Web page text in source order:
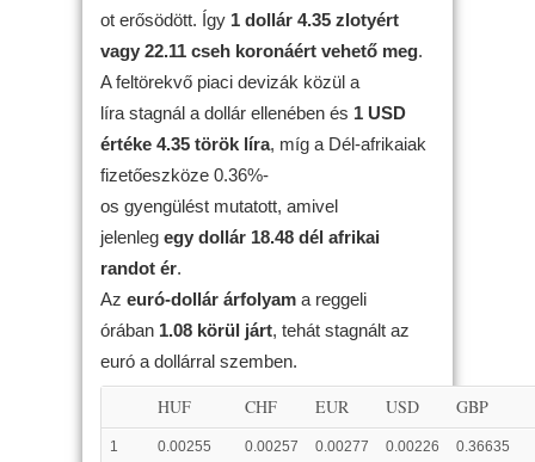
ot erősödött. Így 1 dollár 4.35 zlotyért
vagy 22.11 cseh koronáért vehető meg.
A feltörekvő piaci devizák közül a
líra stagnál a dollár ellenében és 1 USD
értéke 4.35 török líra, míg a Dél-afrikaiak
fizetőeszköze 0.36%-
os gyengülést mutatott, amivel
jelenleg egy dollár 18.48 dél afrikai
randot ér.
Az euró-dollár árfolyam a reggeli
órában 1.08 körül járt, tehát stagnált az
euró a dollárral szemben.
HUF CHF EUR USD GBP
1
0.00255 0.00257 0.00277 0.00226 0.36635